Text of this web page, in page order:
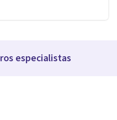
especialistas